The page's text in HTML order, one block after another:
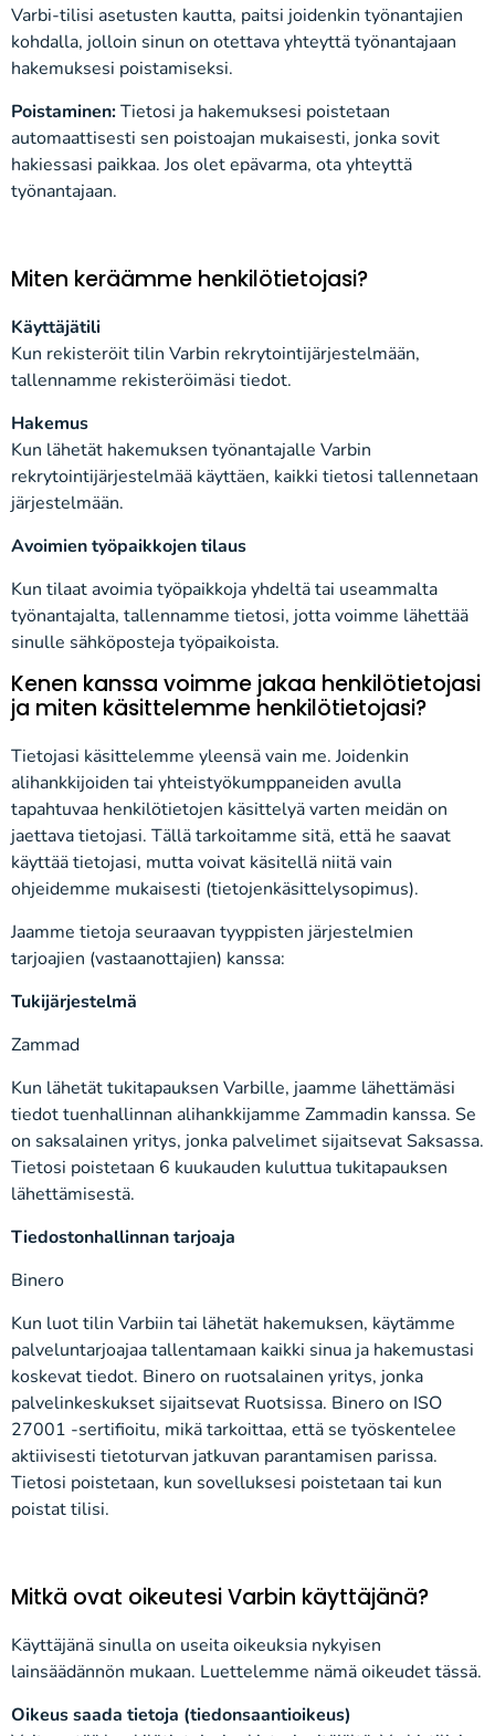
Varbi-tilisi asetusten kautta, paitsi joidenkin työnantajien
kohdalla, jolloin sinun on otettava yhteyttä työnantajaan
hakemuksesi poistamiseksi.
Poistaminen:Tietosi ja hakemuksesi poistetaan
automaattisesti sen poistoajan mukaisesti, jonka sovit
hakiessasi paikkaa. Jos olet epävarma, ota yhteyttä
työnantajaan.
Miten keräämme henkilötietojasi?
Käyttäjätili
Kun rekisteröit tilin Varbin rekrytointijärjestelmään,
tallennamme rekisteröimäsi tiedot.
Hakemus
Kun lähetät hakemuksen työnantajalle Varbin
rekrytointijärjestelmää käyttäen, kaikki tietosi tallennetaan
järjestelmään.
Avoimien työpaikkojen tilaus
Kun tilaat avoimia työpaikkoja yhdeltä tai useammalta
työnantajalta, tallennamme tietosi, jotta voimme lähettää
sinulle sähköposteja työpaikoista.
Kenen kanssa voimme jakaa henkilötietojasi
ja miten käsittelemme henkilötietojasi?
Tietojasi käsittelemme yleensä vain me. Joidenkin
alihankkijoiden tai yhteistyökumppaneiden avulla
tapahtuvaa henkilötietojen käsittelyä varten meidän on
jaettava tietojasi. Tällä tarkoitamme sitä, että he saavat
käyttää tietojasi, mutta voivat käsitellä niitä vain
ohjeidemme mukaisesti (tietojenkäsittelysopimus).
Jaamme tietoja seuraavan tyyppisten järjestelmien
tarjoajien (vastaanottajien) kanssa:
Tukijärjestelmä
Zammad
Kun lähetät tukitapauksen Varbille, jaamme lähettämäsi
tiedot tuenhallinnan alihankkijamme Zammadin kanssa. Se
on saksalainen yritys, jonka palvelimet sijaitsevat Saksassa.
Tietosi poistetaan 6 kuukauden kuluttua tukitapauksen
lähettämisestä.
Tiedostonhallinnan tarjoaja
Binero
Kun luot tilin Varbiin tai lähetät hakemuksen, käytämme
palveluntarjoajaa tallentamaan kaikki sinua ja hakemustasi
koskevat tiedot. Binero on ruotsalainen yritys, jonka
palvelinkeskukset sijaitsevat Ruotsissa. Binero on ISO
27001 -sertifioitu, mikä tarkoittaa, että se työskentelee
aktiivisesti tietoturvan jatkuvan parantamisen parissa.
Tietosi poistetaan, kun sovelluksesi poistetaan tai kun
poistat tilisi.
Mitkä ovat oikeutesi Varbin käyttäjänä?
Käyttäjänä sinulla on useita oikeuksia nykyisen
lainsäädännön mukaan. Luettelemme nämä oikeudet tässä.
Oikeus saada tietoja (tiedonsaantioikeus)